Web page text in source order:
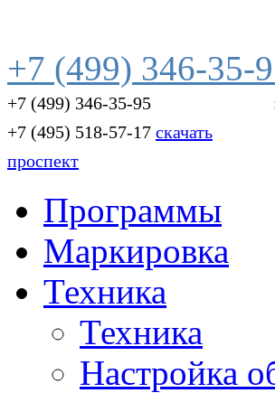
+7 (499) 346-35-
+7 (499) 346-35-95
+7 (495) 518-57-17 скачать
проспект
Программы
Маркировка
Техника
Техника
Настройка